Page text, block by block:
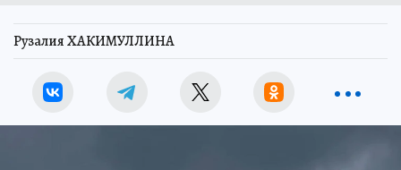
Рузалия ХАКИМУЛЛИНА